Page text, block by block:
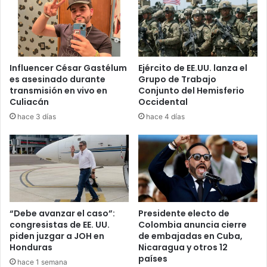
Influencer César Gastélum
es asesinado durante
transmisión en vivo en
Culiacán
hace 3 días
Ejército de EE.UU. lanza el
Grupo de Trabajo
Conjunto del Hemisferio
Occidental
hace 4 días
“Debe avanzar el caso”:
congresistas de EE. UU.
piden juzgar a JOH en
Honduras
hace 1 semana
Presidente electo de
Colombia anuncia cierre
de embajadas en Cuba,
Nicaragua y otros 12
países